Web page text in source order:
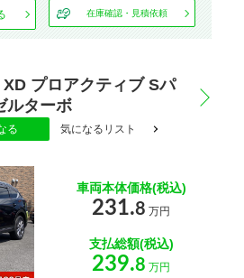
もっと詳しく
わりの条件
在庫確認・見積依頼
プロアクティブ Sパ
ルターボ
る 気になるリスト
車両本体価格(税込)
231.8 万円
支払総額(税込)
239.8 万円